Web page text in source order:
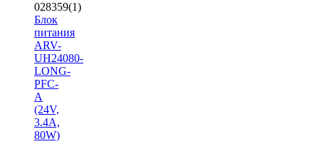
028359(1)
Блок
питания
ARV-
UH24080-
LONG-
PFC-
A
(24V,
3.4A,
80W)